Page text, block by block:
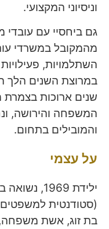
וניסיוני המקצועי.
גם ביחסיי עם
מהמקובל במשרדי
השתלמויות,
במרוצת השנים הלך
שנים ארוכות בצמרת
המשפחה והירושה,
והמובילים בתחום.
על עצמי
ילידת
(סטודנטית
בת זוג, אשת משפחה,